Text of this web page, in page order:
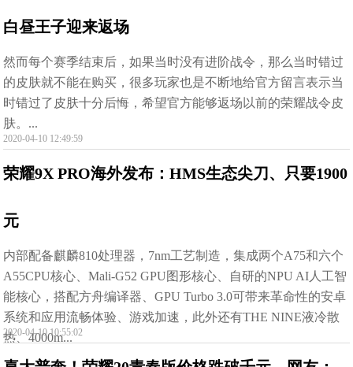
白昼王子迎来返场
然而每个赛季结束后，如果当时没有进阶战令，那么当时错过
的皮肤就不能在购买，很多玩家也是不断地给官方留言表示当
时错过了皮肤十分后悔，希望官方能够返场以前的荣耀战令皮
肤。...
2020-04-10 12:49:59
荣耀9X PRO海外发布：HMS生态尖刀、只要1900
元
内部配备麒麟810处理器，7nm工艺制造，集成两个A75和六个
A55CPU核心、Mali-G52 GPU图形核心、自研的NPU AI人工智
能核心，搭配方舟编译器、GPU Turbo 3.0可带来革命性的安卓
系统和应用流畅体验、游戏加速，此外还有THE NINE液冷散
热、4000m...
2020-04-10 10:55:02